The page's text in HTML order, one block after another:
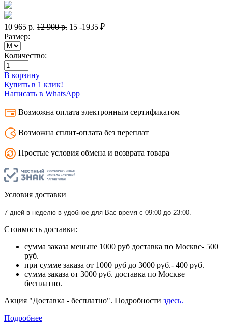
10 965 р. 12 900р. 15 -1935 ₽
Размер:
Количество:
В корзину
Купить в 1 клик!
Написать в WhatsApp
Возможна оплата электронным сертификатом
Возможна сплит-оплата без переплат
Простые условия обмена и возврата товара
Условия доставки
7 дней в неделю в удобное для Вас время с 09:00 до 23:00.
Стоимость доставки:
сумма заказа меньше 1000 руб доставка по Москве- 500
руб.
при сумме заказа от 1000 руб до 3000 руб.- 400 руб.
сумма заказа от 3000 руб. доставка по Москве
бесплатно.
Акция "Доставка - бесплатно". Подробности здесь.
Подробнее